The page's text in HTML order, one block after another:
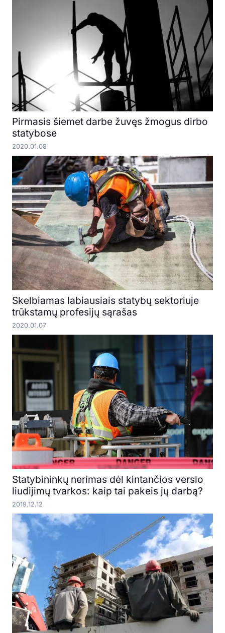
Pirmasis šiemet darbe žuvęs žmogus dirbo
statybose
2020.01.08
Skelbiamas labiausiais statybų sektoriuje
trūkstamų profesijų sąrašas
2020.01.07
Statybininkų nerimas dėl kintančios verslo
liudijimų tvarkos: kaip tai pakeis jų darbą?
2019.12.12